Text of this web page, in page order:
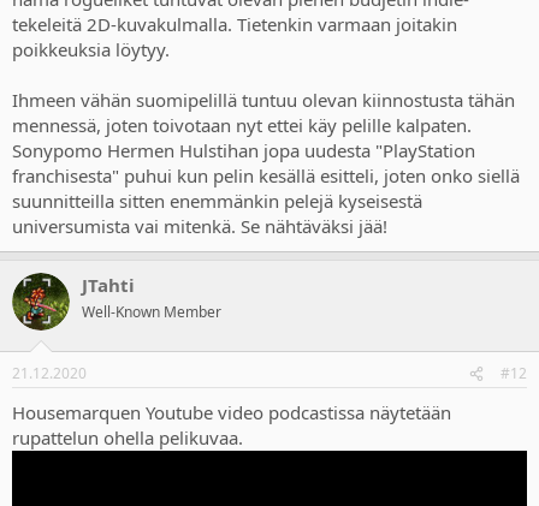
tekeleitä 2D-kuvakulmalla. Tietenkin varmaan joitakin
poikkeuksia löytyy.
Ihmeen vähän suomipelillä tuntuu olevan kiinnostusta tähän
mennessä, joten toivotaan nyt ettei käy pelille kalpaten.
Sonypomo Hermen Hulstihan jopa uudesta "PlayStation
franchisesta" puhui kun pelin kesällä esitteli, joten onko siellä
suunnitteilla sitten enemmänkin pelejä kyseisestä
universumista vai mitenkä. Se nähtäväksi jää!
JTahti
Well-Known Member
21.12.2020 #12
Housemarquen Youtube video podcastissa näytetään
rupattelun ohella pelikuvaa.